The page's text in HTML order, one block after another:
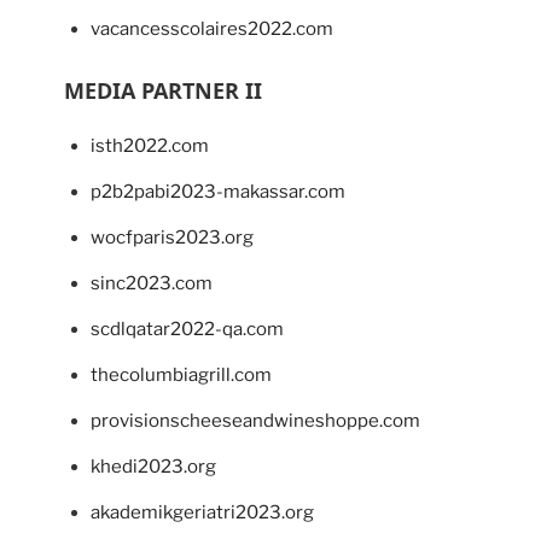
vacancesscolaires2022.com
MEDIA PARTNER II
isth2022.com
p2b2pabi2023-makassar.com
wocfparis2023.org
sinc2023.com
scdlqatar2022-qa.com
thecolumbiagrill.com
provisionscheeseandwineshoppe.com
khedi2023.org
akademikgeriatri2023.org